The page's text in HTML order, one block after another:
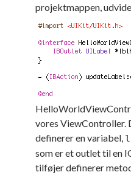
projektmappen,
vores ViewController.
definerer en variabel,
som er et outlet til en
tilføjer definerer